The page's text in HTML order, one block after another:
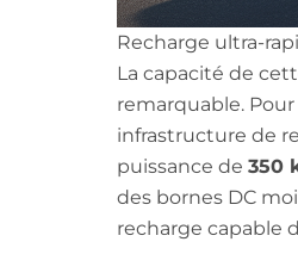
Recharge ultra-
La capacité de
remarquable.
infrastructure de
puissance de 350
des bornes DC
recharge capable